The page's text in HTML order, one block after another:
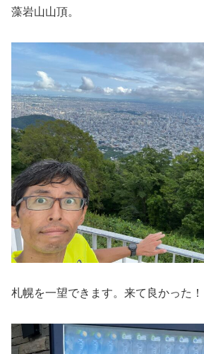
藻岩山山頂。
札幌を一望できます。来て良かった！